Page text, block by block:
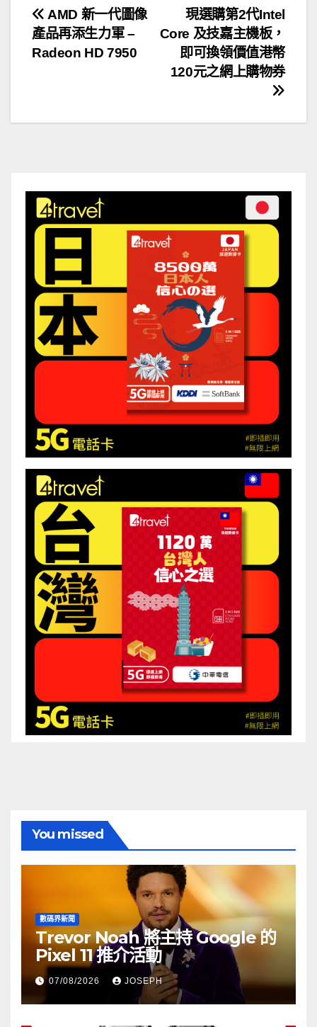
文
章
現選購第2代Intel
Core 及技嘉主機板，
即可換領價值港幣
120元之網上購物券
AMD 新一代圖像
產品再添生力軍 –
Radeon HD 7950
You missed
數碼界新聞
Trevor Noah 將主持 Google 的
Pixel 11 推介活動
07/08/2026 JOSEPH